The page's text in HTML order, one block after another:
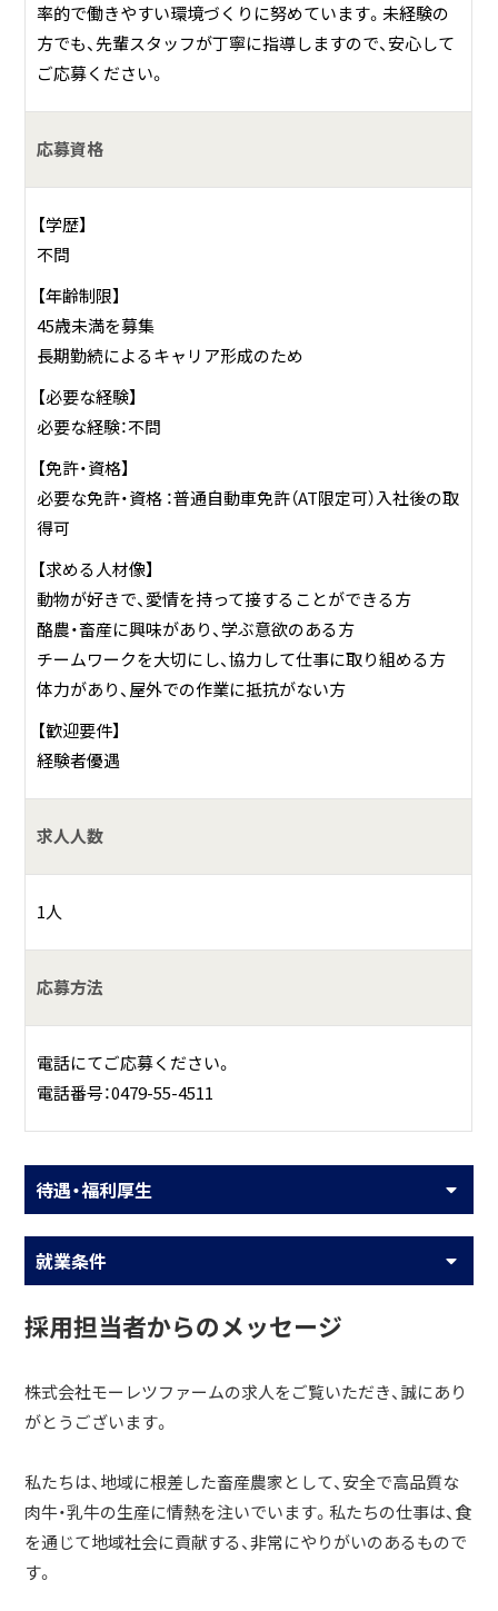
率的で働きやすい環境づくりに努めています。未経験の
方でも、先輩スタッフが丁寧に指導しますので、安心して
ご応募ください。
応募資格
【学歴】
不問
【年齢制限】
45歳未満を募集
長期勤続によるキャリア形成のため
【必要な経験】
必要な経験：不問
【免許・資格】
必要な免許・資格 ：普通自動車免許（AT限定可）入社後の取
得可
【求める人材像】
動物が好きで、愛情を持って接することができる方
酪農・畜産に興味があり、学ぶ意欲のある方
チームワークを大切にし、協力して仕事に取り組める方
体力があり、屋外での作業に抵抗がない方
【歓迎要件】
経験者優遇
求人人数
1人
応募方法
電話にてご応募ください。
電話番号：0479-55-4511
待遇・福利厚生
就業条件
採用担当者からのメッセージ
株式会社モーレツファームの求人をご覧いただき、誠にあり
がとうございます。
私たちは、地域に根差した畜産農家として、安全で高品質な
肉牛・乳牛の生産に情熱を注いでいます。私たちの仕事は、食
を通じて地域社会に貢献する、非常にやりがいのあるもので
す。